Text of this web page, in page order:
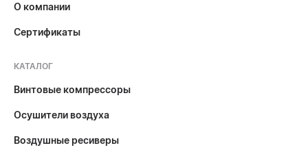
О компании
Сертификаты
КАТАЛОГ
Винтовые компрессоры
Осушители воздуха
Воздушные ресиверы